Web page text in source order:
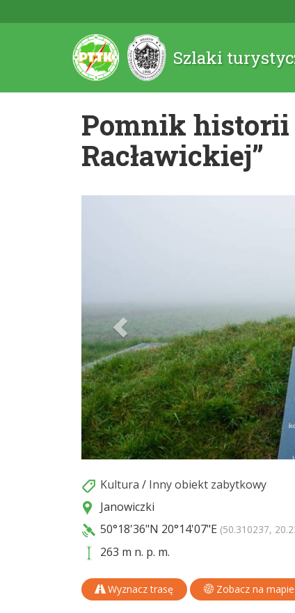
Szlaki
Pomnik historii
Racławickiej”
Kultura / Inny obiekt zabytkowy
Janowiczki
50°18'36"N 20°14'07"E (50.310237,
263 m n. p. m.
Wyznacz trasę Zobacz na mapie